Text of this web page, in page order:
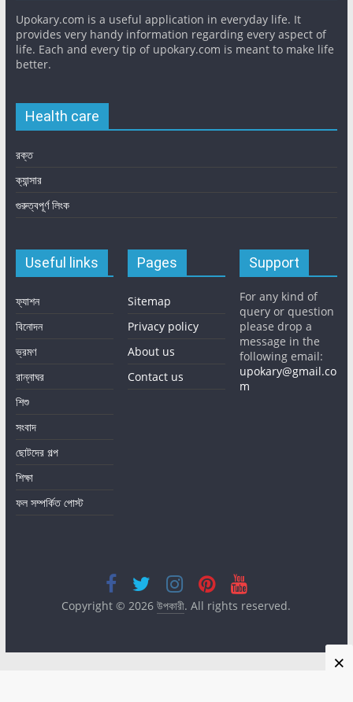
×
Upokary.com is a useful application in everyday life. It
provides very handy information regarding every aspect of
life. Each and every tip of upokary.com is meant to make life
better.
Health care
রক্ত
ক্যান্সার
গুরুত্বপূর্ণ লিংক
Useful links
ফ্যাশন
বিনোদন
ভ্রমণ
রান্নাঘর
শিশু
সংবাদ
ছোটদের গল্প
শিক্ষা
ফল সম্পর্কিত পোস্ট
Pages
Sitemap
Privacy policy
About us
Contact us
Support
For any kind of
query or question
please drop a
message in the
following email:
upokary@gmail.co
m
Copyright © 2026উপকারী. All rights reserved.